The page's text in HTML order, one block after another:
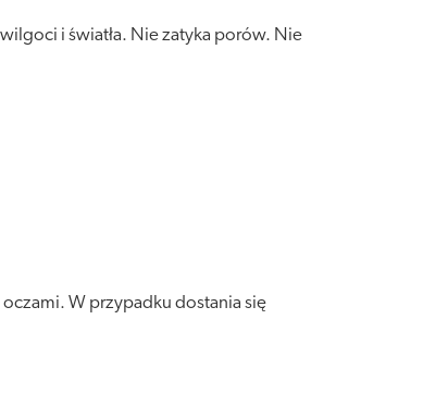
i światła. Nie zatyka porów. Nie
W przypadku dostania się